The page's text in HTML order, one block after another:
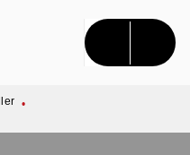
CONTENU
•